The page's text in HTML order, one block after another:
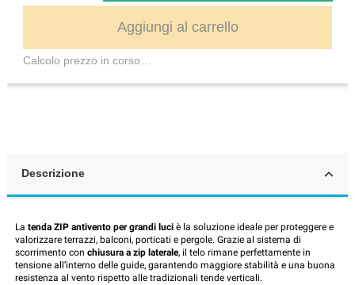
Aggiungi al carrello
Calcolo prezzo in corso…
Descrizione
La tenda ZIP antivento per grandi luci è la soluzione ideale per proteggere e
valorizzare terrazzi, balconi, porticati e pergole. Grazie al sistema di
scorrimento con chiusura a zip laterale, il telo rimane perfettamente in
tensione all’interno delle guide, garantendo maggiore stabilità e una buona
resistenza al vento rispetto alle tradizionali tende verticali.